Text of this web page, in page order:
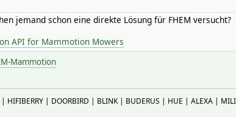
jemand schon eine direkte Lösung für FHEM versucht?
API for Mammotion Mowers
Mammotion
| DOORBIRD | BLINK | BUDERUS | HUE | ALEXA |